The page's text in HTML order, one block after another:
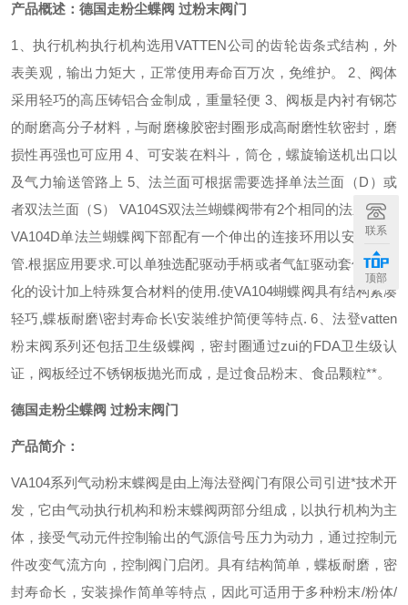
产品概述： 德国走粉尘蝶阀 过粉末阀门
1、执行机构执行机构选用VATTEN公司的齿轮齿条式结构，外
表美观，输出力矩大，正常使用寿命百万次，免维护。 2、阀体
采用轻巧的高压铸铝合金制成，重量轻便 3、阀板是内衬有钢芯
的耐磨高分子材料，与耐磨橡胶密封圈形成高耐磨性软密封，磨
损性再强也可应用 4、可安装在料斗，筒仓，螺旋输送机出口以
及气力输送管路上 5、法兰面可根据需要选择单法兰面（D）或
者双法兰面（S） VA104S双法兰蝴蝶阀带有2个相同的法兰面.而
VA104D单法兰蝴蝶阀下部配有一个伸出的连接环用以安装软套
管.根据应用要求.可以单独选配驱动手柄或者气缸驱动套件.工业
化的设计加上特殊复合材料的使用.使VA104蝴蝶阀具有结构紧凑
轻巧,蝶板耐磨\密封寿命长\安装维护简便等特点. 6、法登vatten
粉末阀系列还包括卫生级蝶阀，密封圈通过zui的FDA卫生级认
证，阀板经过不锈钢板抛光而成，是过食品粉末、食品颗粒**。
德国走粉尘蝶阀 过粉末阀门
产品简介：
VA104系列气动粉末蝶阀是由上海法登阀门有限公司引进*技术开
发，它由气动执行机构和粉末蝶阀两部分组成，以执行机构为主
体，接受气动元件控制输出的气源信号压力为动力，通过控制元
件改变气流方向，控制阀门启闭。具有结构简单，蝶板耐磨，密
封寿命长，安装操作简单等特点，因此可适用于多种粉末/粉体/
联系
顶部